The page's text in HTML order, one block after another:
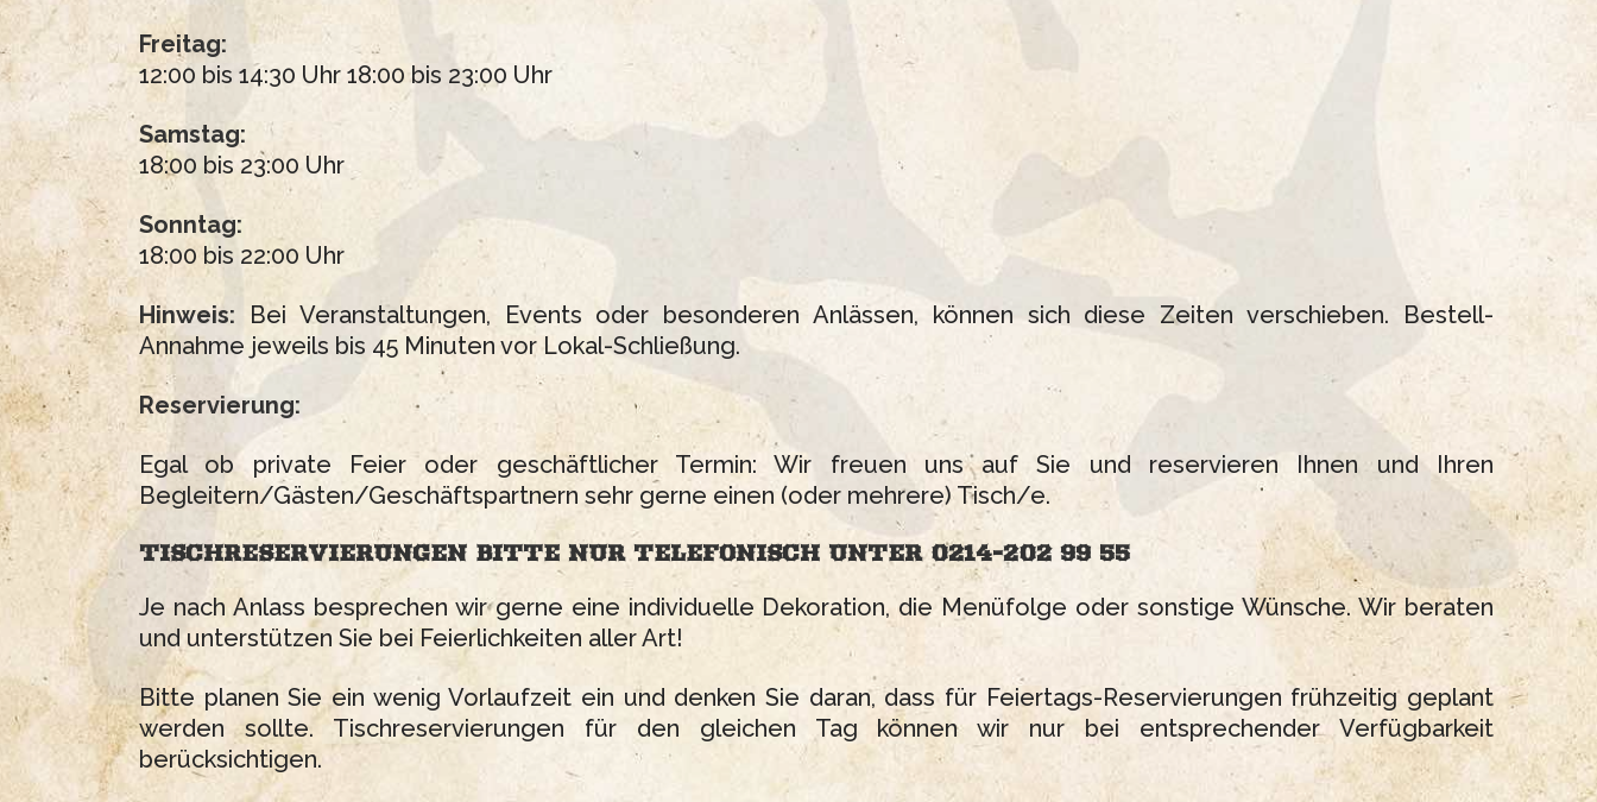
Freitag:
12:00 bis 14:30 Uhr 18:00 bis 23:00 Uhr
Samstag:
18:00 bis 23:00 Uhr
Sonntag:
18:00 bis 22:00 Uhr
Hinweis: Bei Veranstaltungen, Events oder besonderen Anlässen, können sich diese Zeiten verschieben. Bestell-
Annahme jeweils bis 45 Minuten vor Lokal-Schließung.
Reservierung:
Egal ob private Feier oder geschäftlicher Termin: Wir freuen uns auf Sie und reservieren Ihnen und Ihren
Begleitern/Gästen/Geschäftspartnern sehr gerne einen (oder mehrere) Tisch/e.
TISCHRESERVIERUNGEN BITTE NUR TELEFONISCH UNTER 0214-202 99 55
Je nach Anlass besprechen wir gerne eine individuelle Dekoration, die Menüfolge oder sonstige Wünsche. Wir beraten
und unterstützen Sie bei Feierlichkeiten aller Art!
Bitte planen Sie ein wenig Vorlaufzeit ein und denken Sie daran, dass für Feiertags-Reservierungen frühzeitig geplant
werden sollte. Tischreservierungen für den gleichen Tag können wir nur bei entsprechender Verfügbarkeit
berücksichtigen.